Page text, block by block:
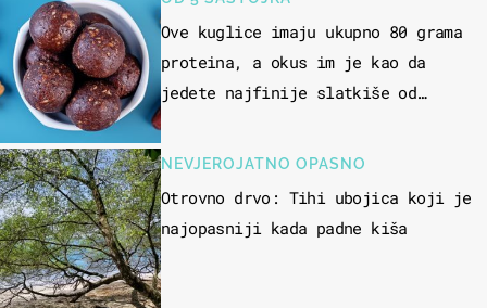
Ove kuglice imaju ukupno 80 grama
proteina, a okus im je kao da
jedete najfinije slatkiše od
NEVJEROJATNO OPASNO
Otrovno drvo: Tihi ubojica koji je
najopasniji kada padne kiša